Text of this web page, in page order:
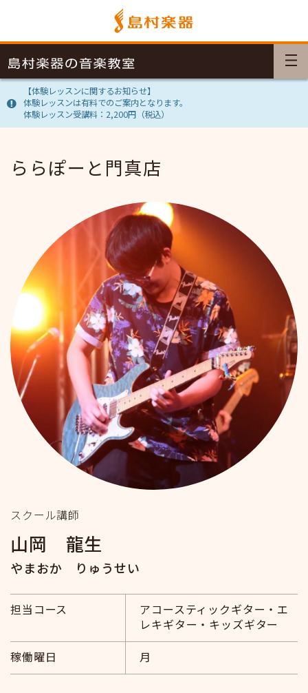
【体験レッスンに関するお知らせ】
体験レッスンは有料でのご案内となります。
体験レッスン受講料：2,200円（税込）
ららぽーと門真店
スクール講師
山岡 龍生
やまおか りゅうせい
担当コース
アコースティックギター・エ
レキギター・キッズギター
稼働曜日
月